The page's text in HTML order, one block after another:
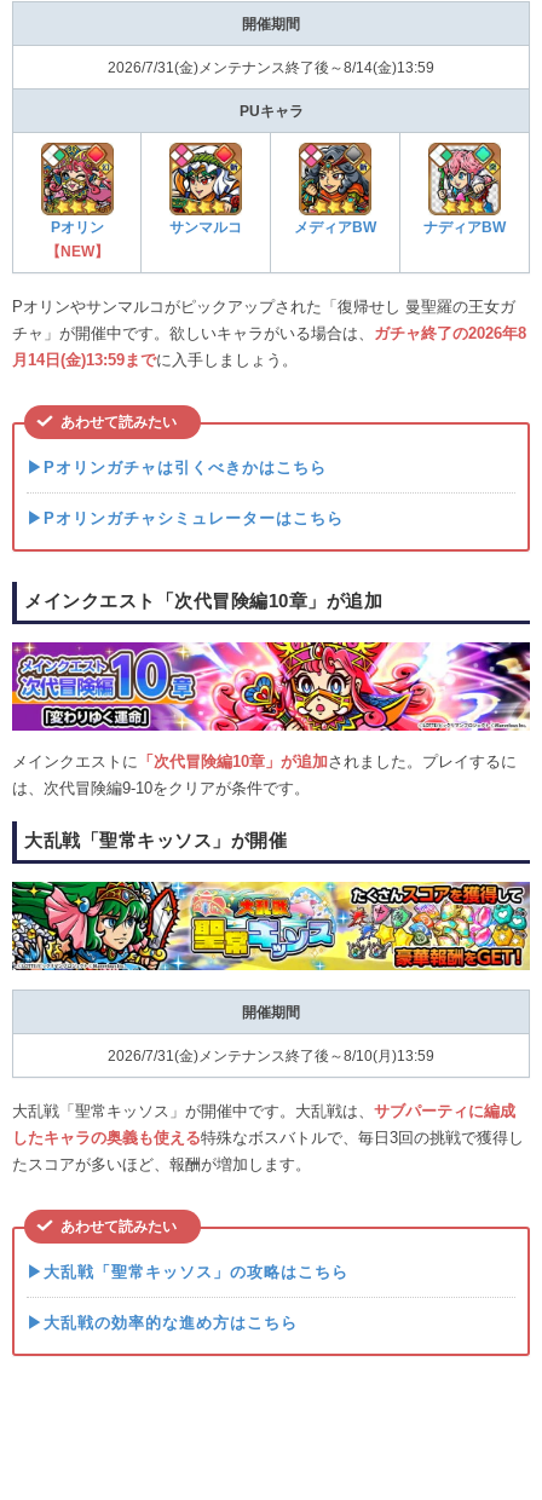
開催期間
2026/7/31(金)メンテナンス終了後～8/14(金)13:59
PUキャラ
Pオリン
【NEW】
サンマルコ メディアBW ナディアBW
Pオリンやサンマルコがピックアップされた「復帰せし 曼聖羅の王女ガ
チャ」が開催中です。欲しいキャラがいる場合は、 ガチャ終了の2026年8
月14日(金)13:59までに入手しましょう。
あわせて読みたい
▶Pオリンガチャは引くべきかはこちら
▶Pオリンガチャシミュレーターはこちら
メインクエスト「次代冒険編10章」が追加
メインクエストに 「次代冒険編10章」が追加されました。プレイするに
は、次代冒険編9-10をクリアが条件です。
大乱戦「聖常キッソス」が開催
開催期間
2026/7/31(金)メンテナンス終了後～8/10(月)13:59
大乱戦「聖常キッソス」が開催中です。大乱戦は、 サブパーティに編成
したキャラの奥義も使える特殊なボスバトルで、毎日3回の挑戦で獲得し
たスコアが多いほど、報酬が増加します。
あわせて読みたい
▶大乱戦「聖常キッソス」の攻略はこちら
▶大乱戦の効率的な進め方はこちら